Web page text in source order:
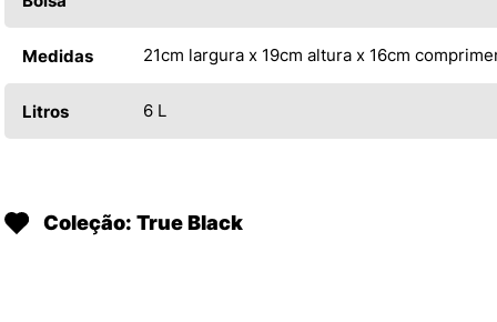
Medidas 21cm largura x 19cm altura x 16cm
Litros 6 L
Coleção: True Black